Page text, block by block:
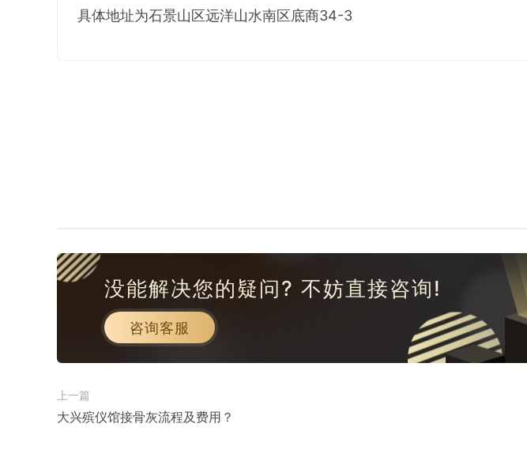
具体地址为石景山区远洋山水南区底商34-3
没能解决您的疑问? 不妨直接咨询!
咨询客服
上一篇
大兴殡仪馆接骨灰流程及费用？